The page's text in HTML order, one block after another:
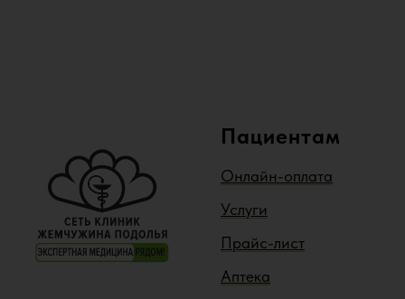
Пациентам
Онлайн-оплата
Услуги
Прайс-лист
Аптека